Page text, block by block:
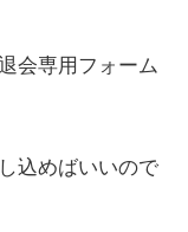
会専用フォーム
込めばいいので